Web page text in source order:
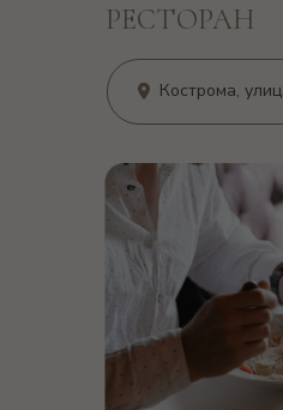
РЕСТОРАН
Кострома,